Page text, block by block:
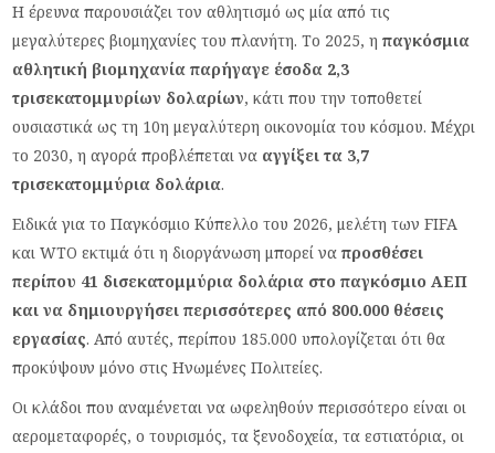
Η έρευνα παρουσιάζει τον αθλητισμό ως μία από τις
μεγαλύτερες βιομηχανίες του πλανήτη. Το 2025, ηπαγκόσμια
αθλητική βιομηχανία παρήγαγε έσοδα 2,3
τρισεκατομμυρίων δολαρίων, κάτι που την τοποθετεί
ουσιαστικά ως τη 10η μεγαλύτερη οικονομία του κόσμου. Μέχρι
το 2030, η αγορά προβλέπεται να αγγίξει τα 3,7
τρισεκατομμύρια δολάρια.
Ειδικά για το Παγκόσμιο Κύπελλο του 2026, μελέτη των FIFA
και WTO εκτιμά ότι η διοργάνωση μπορεί ναπροσθέσει
περίπου 41 δισεκατομμύρια δολάρια στο παγκόσμιο ΑΕΠ
και να δημιουργήσει περισσότερες από 800.000 θέσεις
εργασίας. Από αυτές, περίπου 185.000 υπολογίζεται ότι θα
προκύψουν μόνο στις Ηνωμένες Πολιτείες.
Οι κλάδοι που αναμένεται να ωφεληθούν περισσότερο είναι οι
αερομεταφορές, ο τουρισμός, τα ξενοδοχεία, τα εστιατόρια, οι